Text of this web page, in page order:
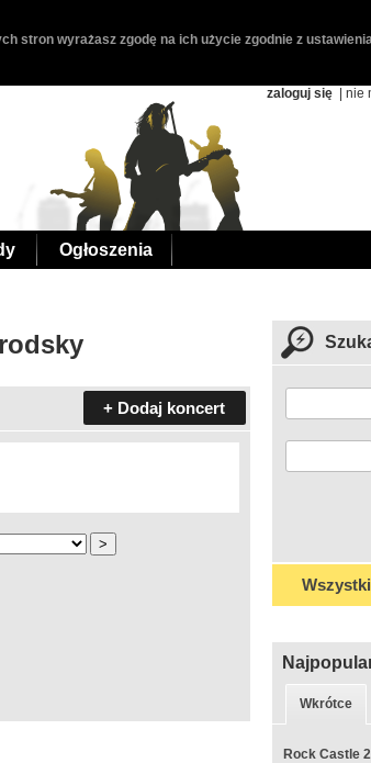
stron wyrażasz zgodę na ich użycie zgodnie z
zaloguj się | nie
Ogłoszenia
+ Dodaj koncert
Wkrótce
Rock Castle